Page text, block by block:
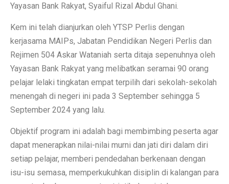
Yayasan Bank Rakyat, Syaiful Rizal Abdul Ghani.
Kem ini telah dianjurkan oleh YTSP Perlis dengan
kerjasama MAIPs, Jabatan Pendidikan Negeri Perlis dan
Rejimen 504 Askar Wataniah serta ditaja sepenuhnya oleh
Yayasan Bank Rakyat yang melibatkan seramai 90 orang
pelajar lelaki tingkatan empat terpilih dari sekolah-sekolah
menengah di negeri ini pada 3 September sehingga 5
September 2024 yang lalu.
Objektif program ini adalah bagi membimbing peserta agar
dapat menerapkan nilai-nilai murni dan jati diri dalam diri
setiap pelajar, memberi pendedahan berkenaan dengan
isu-isu semasa, memperkukuhkan disiplin di kalangan para